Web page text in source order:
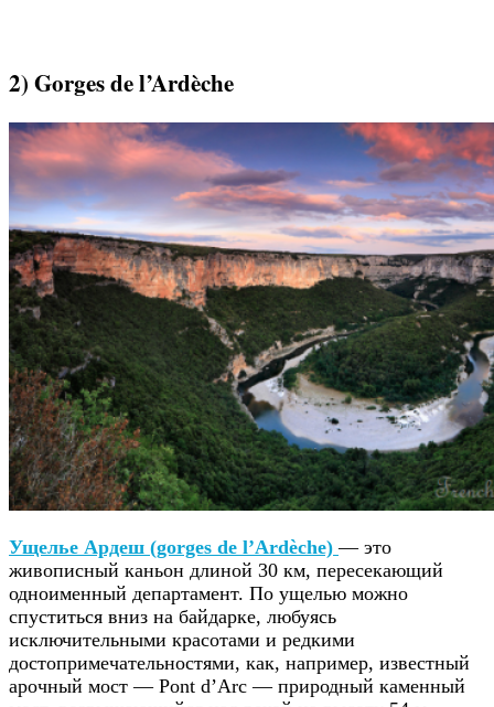
2) Gorges de l’Ardèche
Ущелье Ардеш (gorges de l’Ardèche)— это
живописный каньон длиной 30 км, пересекающий
одноименный департамент. По ущелью можно
спуститься вниз на байдарке, любуясь
исключительными красотами и редкими
достопримечательностями, как, например, известный
арочный мост — Pont d’Arc — природный каменный